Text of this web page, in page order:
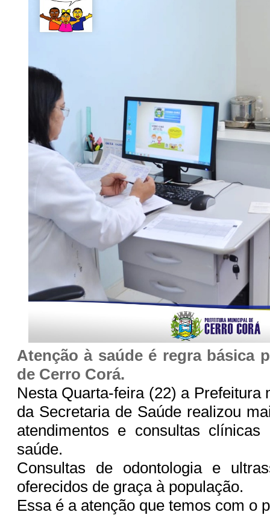
Atenção à saúde é regra básica
de Cerro Corá.
Nesta Quarta-feira (22) a Prefeitura
da Secretaria de Saúde realizou
atendimentos e consultas
saúde.
Consultas de odontologia e
oferecidos de graça à população.
Essa é a atenção que temos com o